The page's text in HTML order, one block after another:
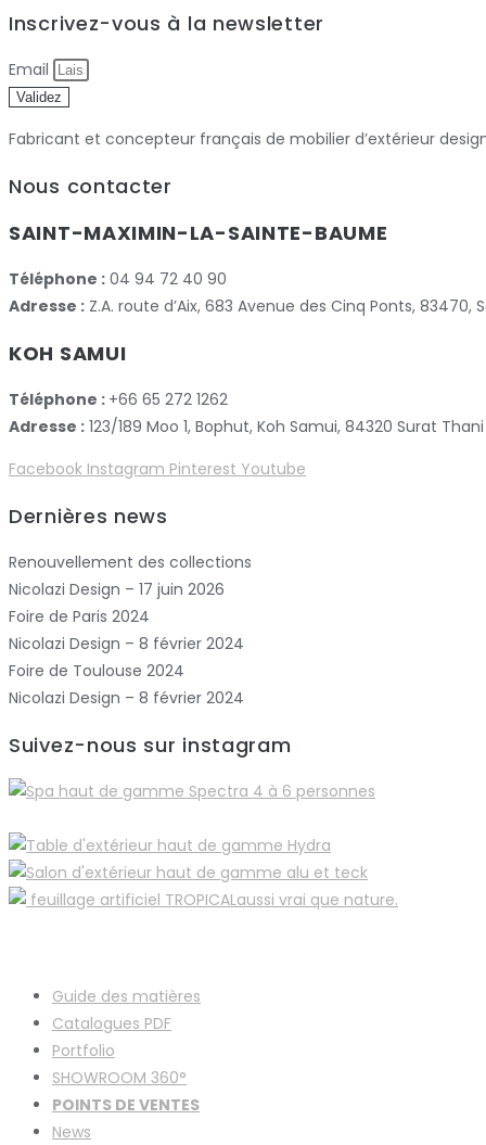
Inscrivez-vous à la newsletter
Email
Validez
Fabricant et concepteur français de mobilier d’extérieur
Nous contacter
SAINT-MAXIMIN-LA-SAINTE-BAUME
Téléphone : 04 94 72 40 90
Adresse : Z.A. route d’Aix, 683 Avenue des Cinq Ponts,
KOH SAMUI
Téléphone : +66 65 272 1262
Adresse : 123/189 Moo 1, Bophut, Koh Samui, 84320 Surat Thani
Facebook Instagram Pinterest Youtube
Dernières news
Renouvellement des collections
Nicolazi Design – 17 juin 2026
Foire de Paris 2024
Nicolazi Design – 8 février 2024
Foire de Toulouse 2024
Nicolazi Design – 8 février 2024
Suivez-nous sur instagram
Guide des matières
Catalogues PDF
Portfolio
SHOWROOM 360°
POINTS DE VENTES
News